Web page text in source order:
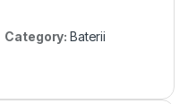
Category: Baterii